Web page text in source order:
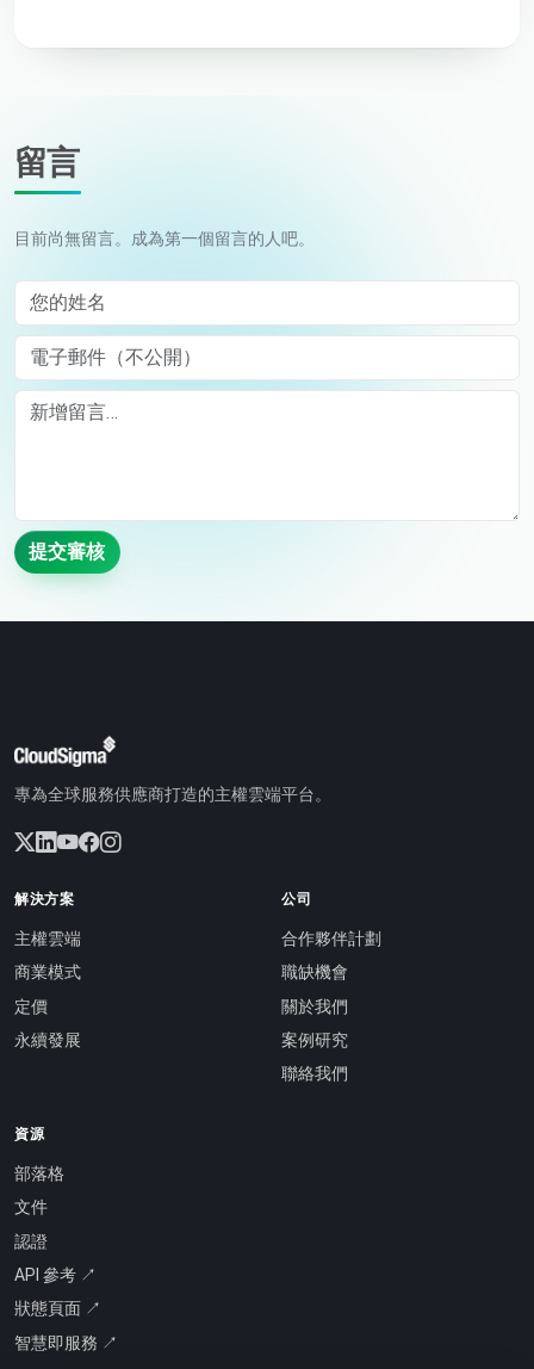
留言
目前尚無留言。成為第一個留言的人吧。
您的姓名
電子郵件（不公開）
Comment
提交審核
專為全球服務供應商打造的主權雲端平台。
解決方案
主權雲端
商業模式
定價
永續發展
公司
合作夥伴計劃
職缺機會
關於我們
案例研究
聯絡我們
資源
部落格
文件
認證
API 參考 ↗
狀態頁面 ↗
智慧即服務 ↗